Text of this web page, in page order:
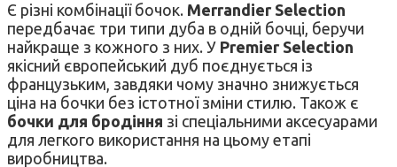
Є різні комбінації бочок. Merrandier Selection
передбачає три типи дуба в одній бочці, беручи
найкраще з кожного з них. У Premier Selection
якісний європейський дуб поєднується із
французьким, завдяки чому значно знижується
ціна на бочки без істотної зміни стилю. Також є
бочки для бродіння зі спеціальними аксесуарами
для легкого використання на цьому етапі
виробництва.